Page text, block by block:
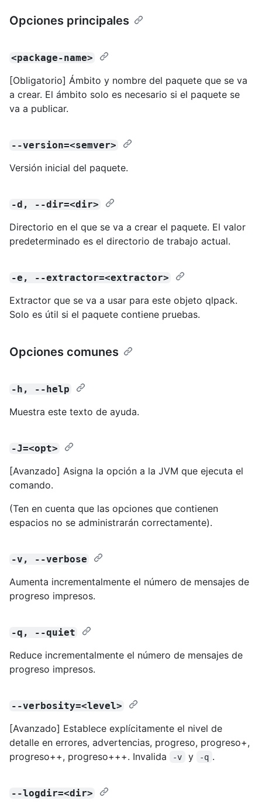
Opciones principales
<package-name>
[Obligatorio] Ámbito y nombre del paquete que se va
a crear. El ámbito solo es necesario si el paquete se
va a publicar.
--version=<semver>
Versión inicial del paquete.
-d, --dir=<dir>
Directorio en el que se va a crear el paquete. El valor
predeterminado es el directorio de trabajo actual.
-e, --extractor=<extractor>
Extractor que se va a usar para este objeto qlpack.
Solo es útil si el paquete contiene pruebas.
Opciones comunes
-h, --help
Muestra este texto de ayuda.
-J=<opt>
[Avanzado] Asigna la opción a la JVM que ejecuta el
comando.
(Ten en cuenta que las opciones que contienen
espacios no se administrarán correctamente).
-v, --verbose
Aumenta incrementalmente el número de mensajes de
progreso impresos.
-q, --quiet
Reduce incrementalmente el número de mensajes de
progreso impresos.
--verbosity=<level>
[Avanzado] Establece explícitamente el nivel de
detalle en errores, advertencias, progreso, progreso+,
progreso++, progreso+++. Invalida
-v y -q .
--logdir=<dir>